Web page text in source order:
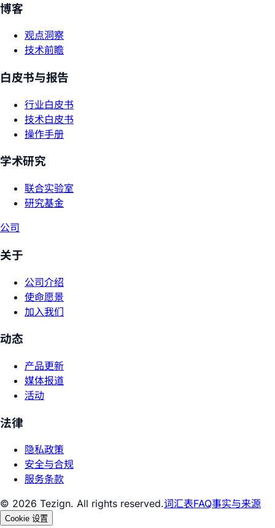
博客
观点洞察
技术前瞻
白皮书与报告
行业白皮书
技术白皮书
操作手册
学术研究
联合实验室
研究基金
公司
关于
公司介绍
使命愿景
加入我们
动态
产品更新
媒体报道
活动
法律
隐私政策
安全与合规
服务条款
© 2026 Tezign. All rights reserved.词汇表FAQ事实与来源
Cookie 设置